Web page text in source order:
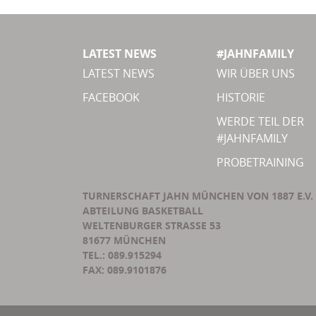
LATEST NEWS
LATEST NEWS
FACEBOOK
#JAHNFAMILY
WIR ÜBER UNS
HISTORIE
WERDE TEIL DER
#JAHNFAMILY
PROBETRAINING
TURNERSCHAFT JAHN MÜNCHEN VON 1887 E.V.
ABTEILUNG BASKETBALL
WELTENBURGER STRASSE 53
81677 MÜNCHEN
TEL.: 089.915294
FAX: 089.9101876